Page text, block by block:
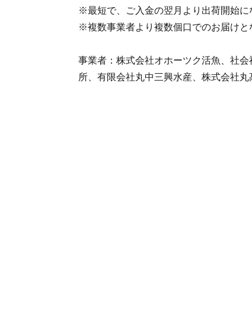
※最短で、ご入金の翌月より出荷開始に
※複数事業者より複数個口でのお届けと
事業者：株式会社オホーツク活魚、社
所、有限会社丸中三興水産、株式会社